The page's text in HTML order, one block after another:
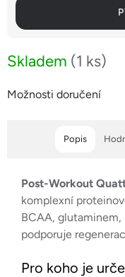
Skladem (1 ks)
Možnosti doručení
Popis
Post-Workout
komplexní
BCAA,
podporuje
Pro koho je